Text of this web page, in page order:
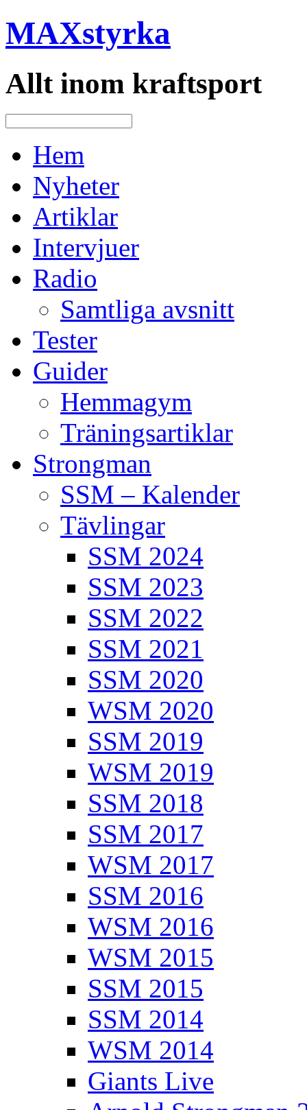
MAXstyrka
Allt inom kraftsport
Hem
Nyheter
Artiklar
Intervjuer
Radio
Samtliga avsnitt
Tester
Guider
Hemmagym
Träningsartiklar
Strongman
SSM – Kalender
Tävlingar
SSM 2024
SSM 2023
SSM 2022
SSM 2021
SSM 2020
WSM 2020
SSM 2019
WSM 2019
SSM 2018
SSM 2017
WSM 2017
SSM 2016
WSM 2016
WSM 2015
SSM 2015
SSM 2014
WSM 2014
Giants Live